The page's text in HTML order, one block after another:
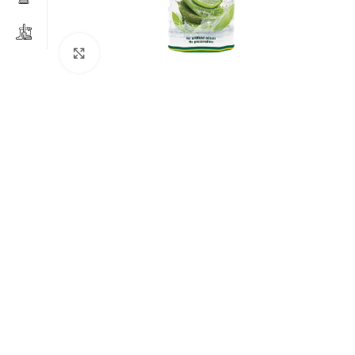
Clicca per ingrandire